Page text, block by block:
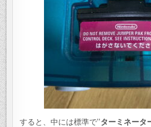
すると、中には標準で”ターミネータ